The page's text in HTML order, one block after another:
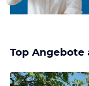
Top Angebote